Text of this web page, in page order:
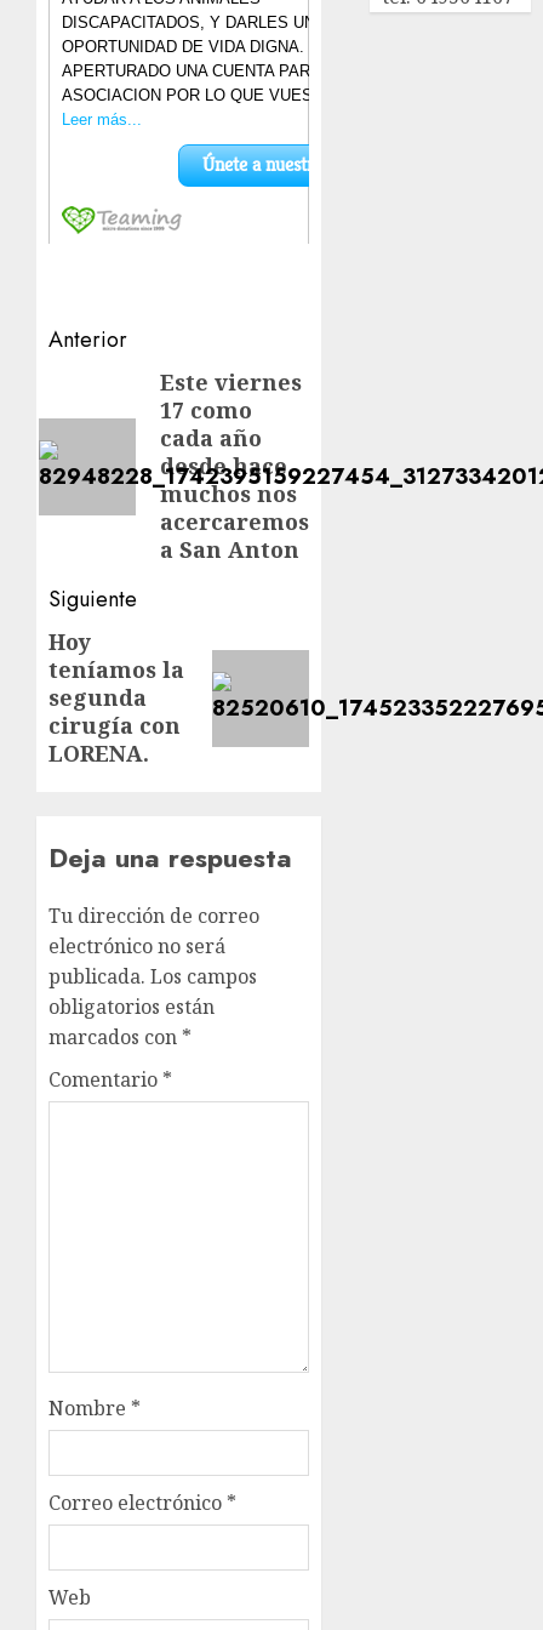
Navegación
entradas
Anterior
anterior:
Este viernes
17 como
cada año
desde hace
muchos nos
acercaremos
a San Anton
Siguiente
Siguiente
entrada:
Hoy
teníamos la
segunda
cirugía con
LORENA.
Deja una respuesta
Tu dirección de correo
electrónico no será
publicada. Los campos
obligatorios están
marcados con *
Comentario *
Nombre *
Correo electrónico *
Web